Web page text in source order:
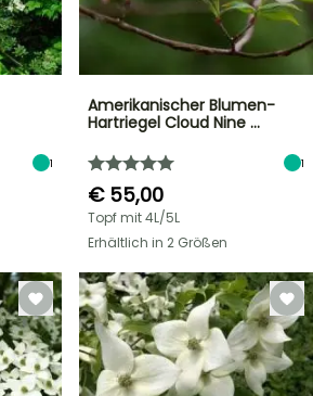
1
Amerikanischer Blumen-
Hartriegel Cloud Nine …
1
€ 55,00
Topf mit 4L/5L
Erhältlich in 2 Größen